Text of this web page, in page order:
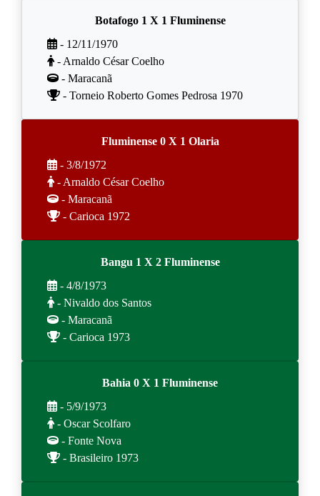
Botafogo 1 X 1 Fluminense
- 12/11/1970
- Arnaldo César Coelho
- Maracanã
- Torneio Roberto Gomes Pedrosa 1970
Fluminense 0 X 1 Olaria
- 3/8/1972
- Arnaldo César Coelho
- Maracanã
- Carioca 1972
Bangu 1 X 2 Fluminense
- 4/8/1973
- Nivaldo dos Santos
- Maracanã
- Carioca 1973
Bahia 0 X 1 Fluminense
- 5/9/1973
- Oscar Scolfaro
- Fonte Nova
- Brasileiro 1973